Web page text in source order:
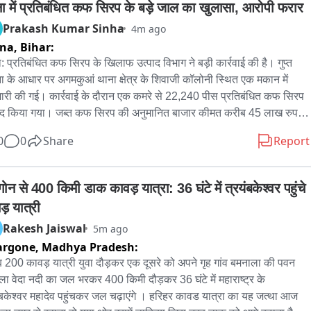
में प्रतिबंधित कफ सिरप के बड़े जाल का खुलासा, आरोपी फरार
Prakash Kumar Sinha 4m ago
Bihar:
प्रतिबंधित कफ सिरप के खिलाफ उत्पाद विभाग ने बड़ी कार्रवाई की है। गुप्त
के आधार पर अगमकुआं थाना क्षेत्र के शिवाजी कॉलोनी स्थित एक मकान में
की गई। कार्रवाई के दौरान एक कमरे से 22,240 पीस प्रतिबंधित कफ सिरप
किया गया। जब्त कफ सिरप की अनुमानित बाजार कीमत करीब 45 लाख रुपये
कॉलोनी के एक मकान में प्रतिबंधित कफ सिरप का कारोबार किया जा रहा है।
के सत्यापन के बाद टीम गठित कर मकान में छापेमारी की गई। इस दौरान कमरे से
में कफ सिरप बरामद हुआ।
उत्पाद विभाग की टीम के पहुँचने की भनक लगते ही धंधे को संचालित करने
सोनू कुमार मौके से फरार हो गया। टीम ने सभी बरामद कफ सिरप को जब्त कर
है। फरार सोनू कुमार की गिरफ्तारी के लिए उत्पाद विभाग की टीम संभावित
पर लगातार छापेमारी कर रही है। अधिकारियों का कहना है कि पूरे नेटवर्क की
0 Share Report
से 400 किमी डाक कावड़ यात्रा: 36 घंटे में त्रयंबकेश्वर पहुंचे
यात्री
Rakesh Jaiswal 5m ago
Madhya Pradesh:
200 कावड़ यात्री युवा दौड़कर एक दूसरे को अपने गृह गांव बमनाला की पवन
वेदा नदी का जल भरकर 400 किमी दौड़कर 36 घंटे में महाराष्ट्र के
महादेव पहुंचकर जल चढ़ाएंगे । हरिहर कावड यात्रा का यह जत्था आज